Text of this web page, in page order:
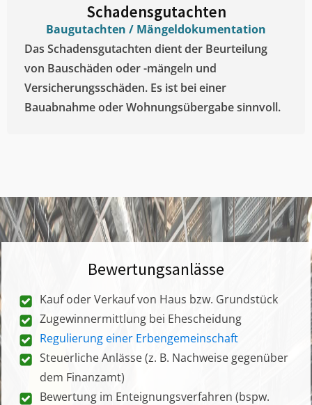
Schadensgutachten
Baugutachten / Mängeldokumentation
Das Schadensgutachten dient der Beurteilung
von Bauschäden oder -mängeln und
Versicherungsschäden. Es ist bei einer
Bauabnahme oder Wohnungsübergabe sinnvoll.
Bewertungsanlässe
Kauf oder Verkauf von Haus bzw. Grundstück
Zugewinnermittlung bei Ehescheidung
Regulierung einer Erbengemeinschaft
Steuerliche Anlässe (z. B. Nachweise gegenüber
dem Finanzamt)
Bewertung im Enteignungsverfahren (bspw.